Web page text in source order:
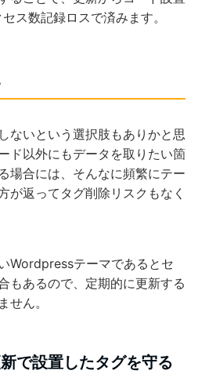
ス数記録ロスで済みます。
ないという選択肢もありかと思
ド以外にもデータを取りたい箇
場合には、そんなに頻繁にテー
が返ってタグ削除リスクもなく
Wordpressテーマであるとセ
もあるので、定期的に更新する
せん。
で設置したタグを守る